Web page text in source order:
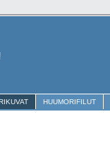
HUUMORIFILUT